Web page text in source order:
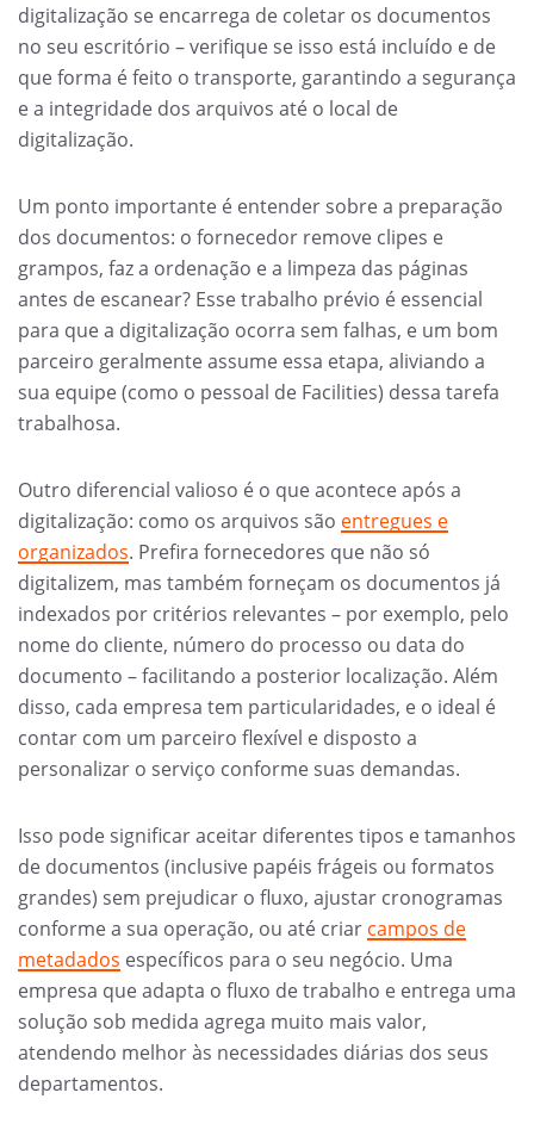
digitalização se encarrega de coletar os documentos
no seu escritório – verifique se isso está incluído e de
que forma é feito o transporte, garantindo a segurança
e a integridade dos arquivos até o local de
digitalização.
Um ponto importante é entender sobre a preparação
dos documentos: o fornecedor remove clipes e
grampos, faz a ordenação e a limpeza das páginas
antes de escanear? Esse trabalho prévio é essencial
para que a digitalização ocorra sem falhas, e um bom
parceiro geralmente assume essa etapa, aliviando a
sua equipe (como o pessoal de Facilities) dessa tarefa
trabalhosa.
Outro diferencial valioso é o que acontece após a
digitalização: como os arquivos são entregues e
organizados. Prefira fornecedores que não só
digitalizem, mas também forneçam os documentos já
indexados por critérios relevantes – por exemplo, pelo
nome do cliente, número do processo ou data do
documento – facilitando a posterior localização. Além
disso, cada empresa tem particularidades, e o ideal é
contar com um parceiro flexível e disposto a
personalizar o serviço conforme suas demandas.
Isso pode significar aceitar diferentes tipos e tamanhos
de documentos (inclusive papéis frágeis ou formatos
grandes) sem prejudicar o fluxo, ajustar cronogramas
conforme a sua operação, ou até criar campos de
metadados específicos para o seu negócio. Uma
empresa que adapta o fluxo de trabalho e entrega uma
solução sob medida agrega muito mais valor,
atendendo melhor às necessidades diárias dos seus
departamentos.